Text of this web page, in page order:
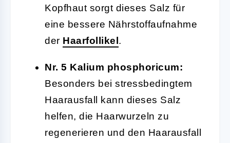
Kopfhaut sorgt dieses Salz für
eine bessere Nährstoffaufnahme
der Haarfollikel .
Nr. 5 Kalium phosphoricum:
Besonders bei stressbedingtem
Haarausfall kann dieses Salz
helfen, die Haarwurzeln zu
regenerieren und den Haarausfall